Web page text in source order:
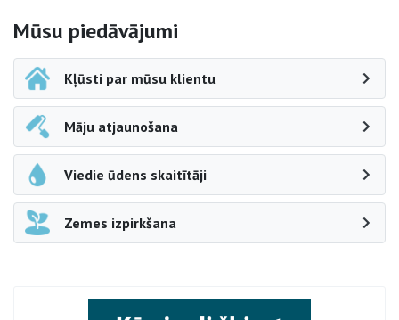
Sāna navigācija
Mūsu piedāvājumi
Kļūsti par mūsu klientu
Māju atjaunošana
Viedie ūdens skaitītāji
Zemes izpirkšana